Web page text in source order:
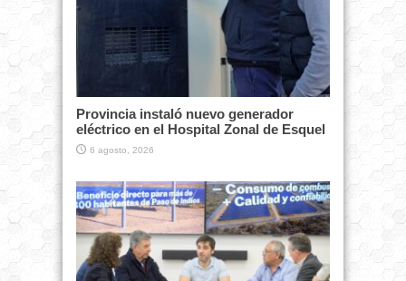
Provincia instaló nuevo generador
eléctrico en el Hospital Zonal de Esquel
6 agosto, 2026